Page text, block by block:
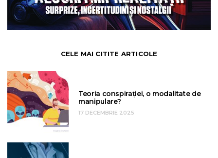
CELE MAI CITITE ARTICOLE
Teoria conspirației, o modalitate de
manipulare?
17 DECEMBRIE 2025